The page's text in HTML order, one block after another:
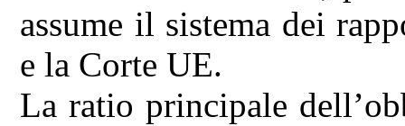
assume il sistema dei
e la Corte UE.
La ratio principale